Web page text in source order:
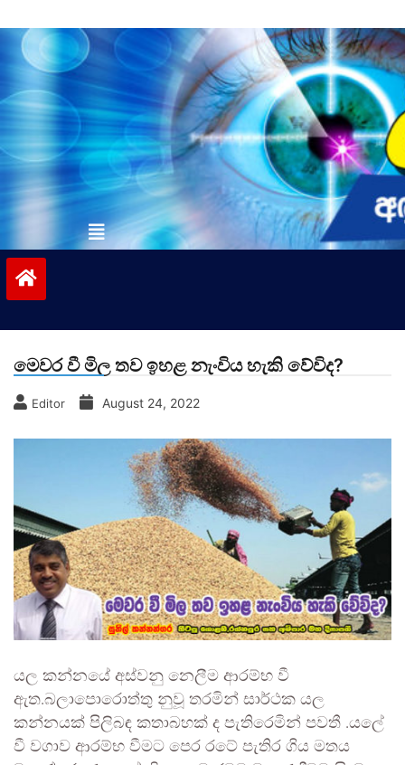
to
contentvinivida.lk
මෙවර වී මිල තව ඉහළ නැංවිය හැකි වේවිද?
Editor August 24, 2022
යල කන්නයේ අස්වනු නෙලීම ආරම්භ වී
ඇත.බලාපොරොත්තු නුවූ තරමින් සාර්ථක යල
කන්නයක් පිලිබඳ කතාබහක් ද පැතිරෙමින් පවතී .යලේ
වී වගාව ආරම්භ වීමට පෙර රටේ පැතිර ගිය මතය